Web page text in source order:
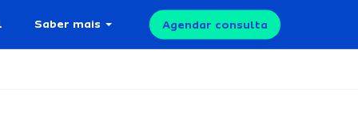
Saber mais Agendar consulta